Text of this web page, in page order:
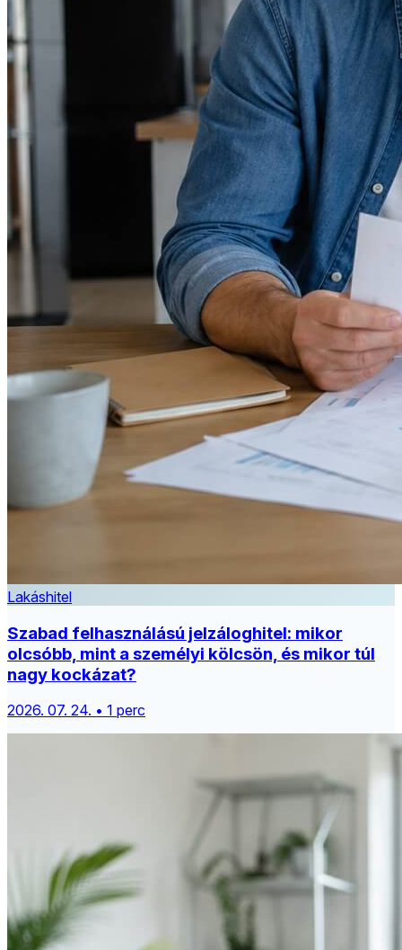
Lakáshitel
Szabad felhasználású jelzáloghitel: mikor
olcsóbb, mint a személyi kölcsön, és mikor túl
nagy kockázat?
2026. 07. 24. • 1 perc